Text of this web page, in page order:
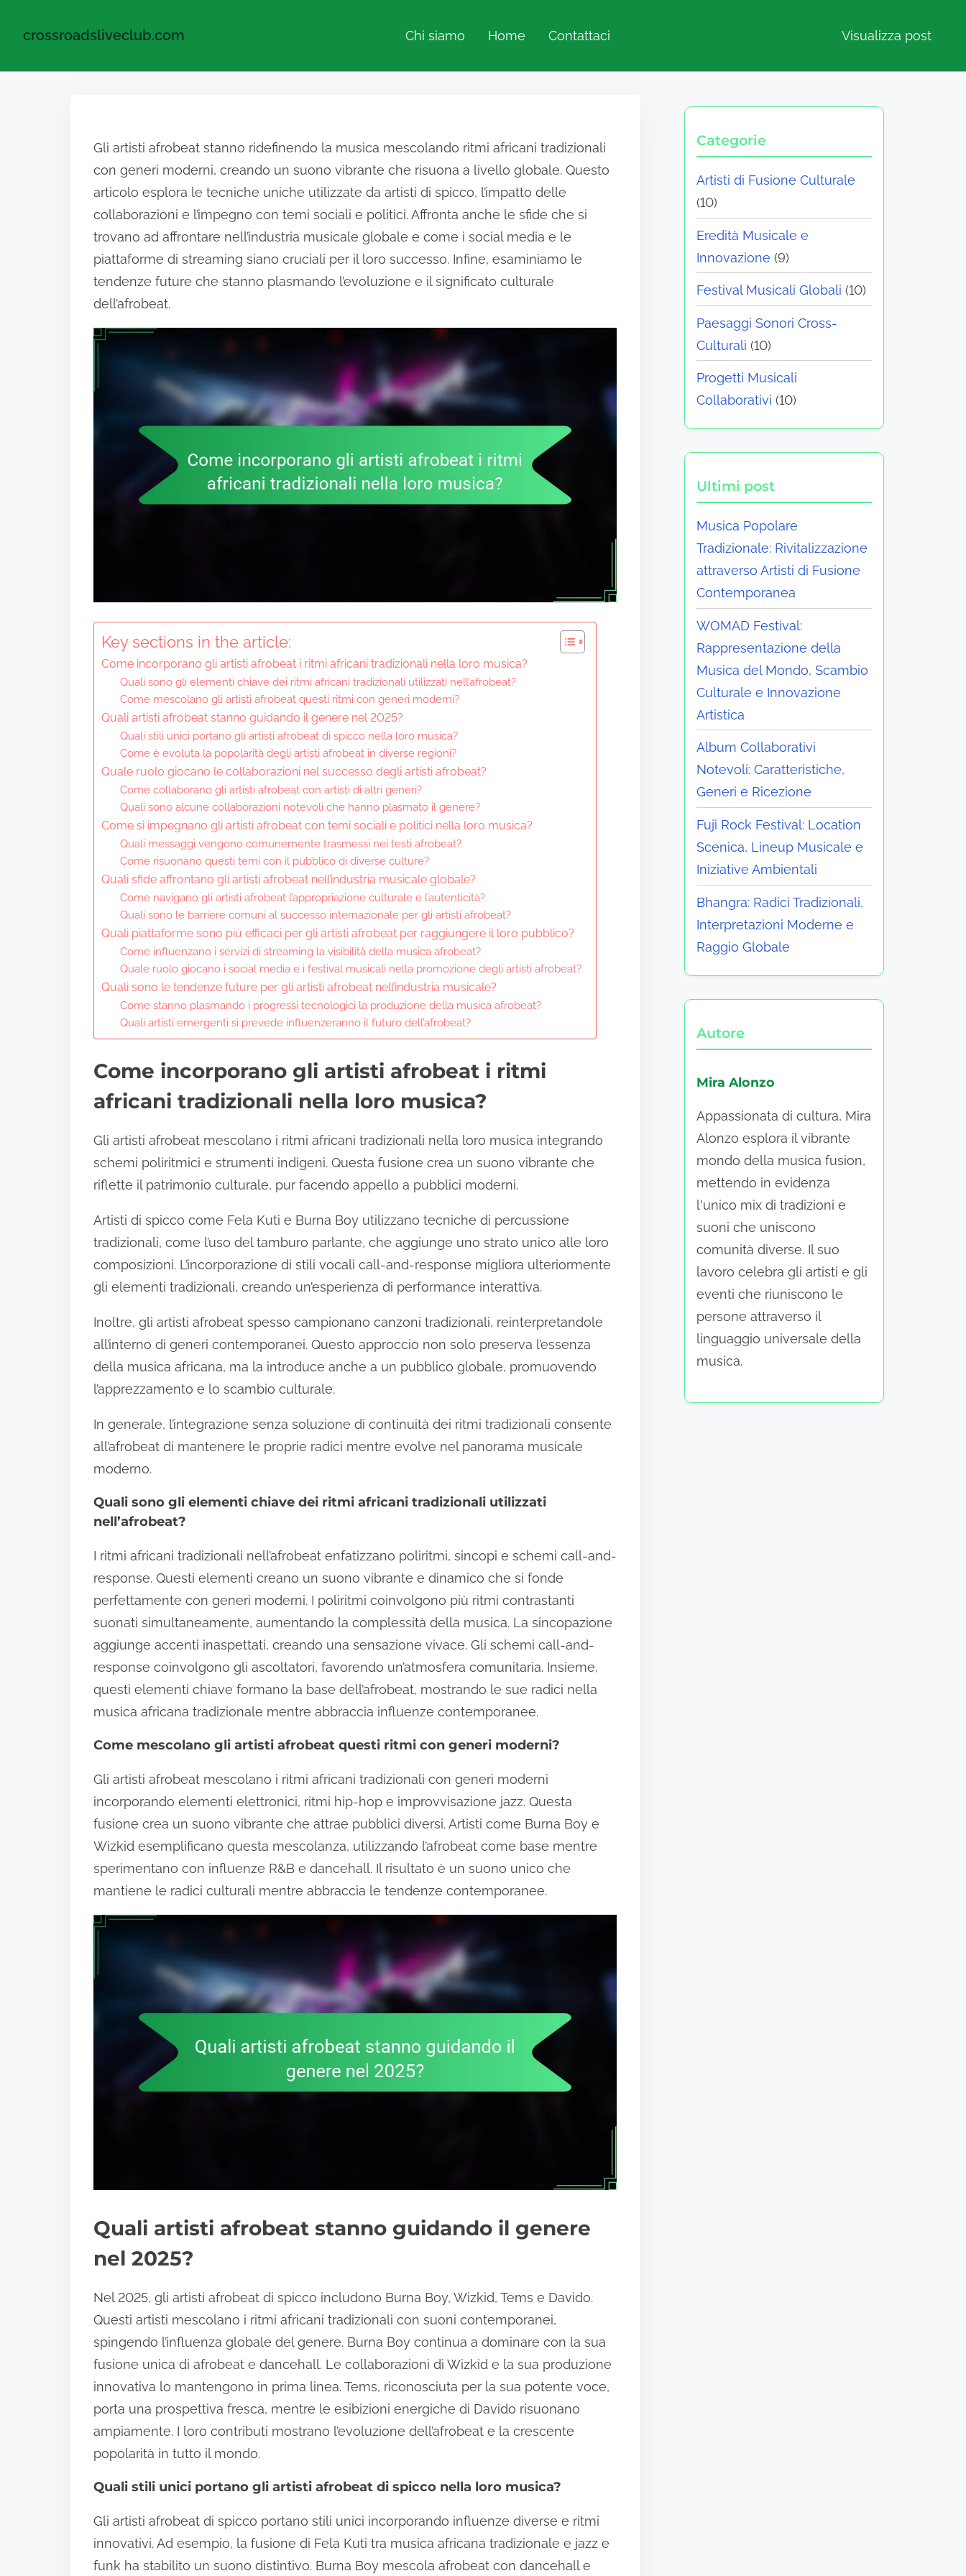
crossroadsliveclub.com Chi siamo Home Contattaci Visualizza post
Gli artisti afrobeat stanno ridefinendo la musica mescolando ritmi africani tradizionali
con generi moderni, creando un suono vibrante che risuona a livello globale. Questo
articolo esplora le tecniche uniche utilizzate da artisti di spicco, l’impatto delle
collaborazioni e l’impegno con temi sociali e politici. Affronta anche le sfide che si
trovano ad affrontare nell’industria musicale globale e come i social media e le
piattaforme di streaming siano cruciali per il loro successo. Infine, esaminiamo le
tendenze future che stanno plasmando l’evoluzione e il significato culturale
dell’afrobeat.
Key sections in the article:
Come incorporano gli artisti afrobeat i ritmi africani tradizionali nella loro musica?
Quali sono gli elementi chiave dei ritmi africani tradizionali utilizzati nell’afrobeat?
Come mescolano gli artisti afrobeat questi ritmi con generi moderni?
Quali artisti afrobeat stanno guidando il genere nel 2025?
Quali stili unici portano gli artisti afrobeat di spicco nella loro musica?
Come è evoluta la popolarità degli artisti afrobeat in diverse regioni?
Quale ruolo giocano le collaborazioni nel successo degli artisti afrobeat?
Come collaborano gli artisti afrobeat con artisti di altri generi?
Quali sono alcune collaborazioni notevoli che hanno plasmato il genere?
Come si impegnano gli artisti afrobeat con temi sociali e politici nella loro musica?
Quali messaggi vengono comunemente trasmessi nei testi afrobeat?
Come risuonano questi temi con il pubblico di diverse culture?
Quali sfide affrontano gli artisti afrobeat nell’industria musicale globale?
Come navigano gli artisti afrobeat l’appropriazione culturale e l’autenticità?
Quali sono le barriere comuni al successo internazionale per gli artisti afrobeat?
Quali piattaforme sono più efficaci per gli artisti afrobeat per raggiungere il loro pubblico?
Come influenzano i servizi di streaming la visibilità della musica afrobeat?
Quale ruolo giocano i social media e i festival musicali nella promozione degli artisti afrobeat?
Quali sono le tendenze future per gli artisti afrobeat nell’industria musicale?
Come stanno plasmando i progressi tecnologici la produzione della musica afrobeat?
Quali artisti emergenti si prevede influenzeranno il futuro dell’afrobeat?
Come incorporano gli artisti afrobeat i ritmi
africani tradizionali nella loro musica?
Gli artisti afrobeat mescolano i ritmi africani tradizionali nella loro musica integrando
schemi poliritmici e strumenti indigeni. Questa fusione crea un suono vibrante che
riflette il patrimonio culturale, pur facendo appello a pubblici moderni.
Artisti di spicco come Fela Kuti e Burna Boy utilizzano tecniche di percussione
tradizionali, come l’uso del tamburo parlante, che aggiunge uno strato unico alle loro
composizioni. L’incorporazione di stili vocali call-and-response migliora ulteriormente
gli elementi tradizionali, creando un’esperienza di performance interattiva.
Inoltre, gli artisti afrobeat spesso campionano canzoni tradizionali, reinterpretandole
all’interno di generi contemporanei. Questo approccio non solo preserva l’essenza
della musica africana, ma la introduce anche a un pubblico globale, promuovendo
l’apprezzamento e lo scambio culturale.
In generale, l’integrazione senza soluzione di continuità dei ritmi tradizionali consente
all’afrobeat di mantenere le proprie radici mentre evolve nel panorama musicale
moderno.
Quali sono gli elementi chiave dei ritmi africani tradizionali utilizzati
nell’afrobeat?
I ritmi africani tradizionali nell’afrobeat enfatizzano poliritmi, sincopi e schemi call-and-
response. Questi elementi creano un suono vibrante e dinamico che si fonde
perfettamente con generi moderni. I poliritmi coinvolgono più ritmi contrastanti
suonati simultaneamente, aumentando la complessità della musica. La sincopazione
aggiunge accenti inaspettati, creando una sensazione vivace. Gli schemi call-and-
response coinvolgono gli ascoltatori, favorendo un’atmosfera comunitaria. Insieme,
questi elementi chiave formano la base dell’afrobeat, mostrando le sue radici nella
musica africana tradizionale mentre abbraccia influenze contemporanee.
Come mescolano gli artisti afrobeat questi ritmi con generi moderni?
Gli artisti afrobeat mescolano i ritmi africani tradizionali con generi moderni
incorporando elementi elettronici, ritmi hip-hop e improvvisazione jazz. Questa
fusione crea un suono vibrante che attrae pubblici diversi. Artisti come Burna Boy e
Wizkid esemplificano questa mescolanza, utilizzando l’afrobeat come base mentre
sperimentano con influenze R&B e dancehall. Il risultato è un suono unico che
mantiene le radici culturali mentre abbraccia le tendenze contemporanee.
Quali artisti afrobeat stanno guidando il genere
nel 2025?
Nel 2025, gli artisti afrobeat di spicco includono Burna Boy, Wizkid, Tems e Davido.
Questi artisti mescolano i ritmi africani tradizionali con suoni contemporanei,
spingendo l’influenza globale del genere. Burna Boy continua a dominare con la sua
fusione unica di afrobeat e dancehall. Le collaborazioni di Wizkid e la sua produzione
innovativa lo mantengono in prima linea. Tems, riconosciuta per la sua potente voce,
porta una prospettiva fresca, mentre le esibizioni energiche di Davido risuonano
ampiamente. I loro contributi mostrano l’evoluzione dell’afrobeat e la crescente
popolarità in tutto il mondo.
Quali stili unici portano gli artisti afrobeat di spicco nella loro musica?
Gli artisti afrobeat di spicco portano stili unici incorporando influenze diverse e ritmi
innovativi. Ad esempio, la fusione di Fela Kuti tra musica africana tradizionale e jazz e
funk ha stabilito un suono distintivo. Burna Boy mescola afrobeat con dancehall e
Categorie
Artisti di Fusione Culturale
(10)
Eredità Musicale e
Innovazione (9)
Festival Musicali Globali (10)
Paesaggi Sonori Cross-
Culturali (10)
Progetti Musicali
Collaborativi (10)
Ultimi post
Musica Popolare
Tradizionale: Rivitalizzazione
attraverso Artisti di Fusione
Contemporanea
WOMAD Festival:
Rappresentazione della
Musica del Mondo, Scambio
Culturale e Innovazione
Artistica
Album Collaborativi
Notevoli: Caratteristiche,
Generi e Ricezione
Fuji Rock Festival: Location
Scenica, Lineup Musicale e
Iniziative Ambientali
Bhangra: Radici Tradizionali,
Interpretazioni Moderne e
Raggio Globale
Autore
Mira Alonzo
Appassionata di cultura, Mira
Alonzo esplora il vibrante
mondo della musica fusion,
mettendo in evidenza
l'unico mix di tradizioni e
suoni che uniscono
comunità diverse. Il suo
lavoro celebra gli artisti e gli
eventi che riuniscono le
persone attraverso il
linguaggio universale della
musica.